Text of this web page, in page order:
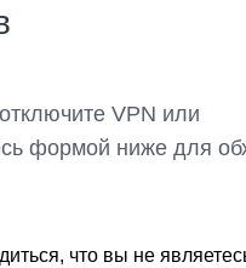
VPN или
формой ниже для
что вы не